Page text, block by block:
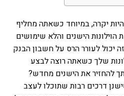
יקרה, במיוחד כשאתה מחליף
הישנים והלא שימושים
יכול לעורר הרס על חשבון הבנק
שלך כשאתה רוצה לבצע
להחזיר את הישנים מחדש?
דרכים רבות שתוכלו לעצב